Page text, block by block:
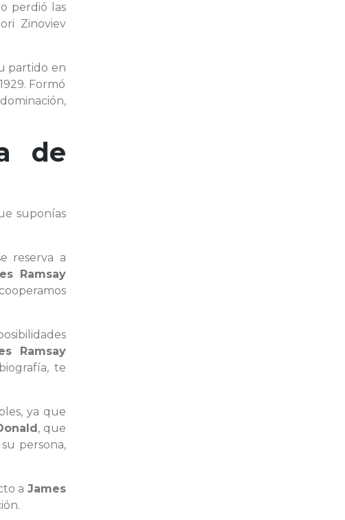
perdió las
Zinoviev
partido en
Formó
de
suponías
reserva a
Ramsay
Ramsay
te
ya que
, que
persona,
a James